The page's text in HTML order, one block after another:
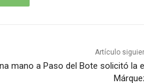
Artículo
mano a Paso del Bote solicitó la